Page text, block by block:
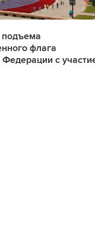
флага
Федерации с